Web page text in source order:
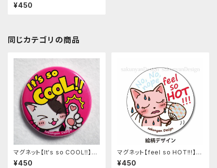
＆さくにゃん
¥450
同じカテゴリの商品
マグネット【It's so COOL‼︎】ね
こち＆さくにゃん
¥450
マグネット【feel so HOT!!!】ね
こち＆さくにゃん
¥450